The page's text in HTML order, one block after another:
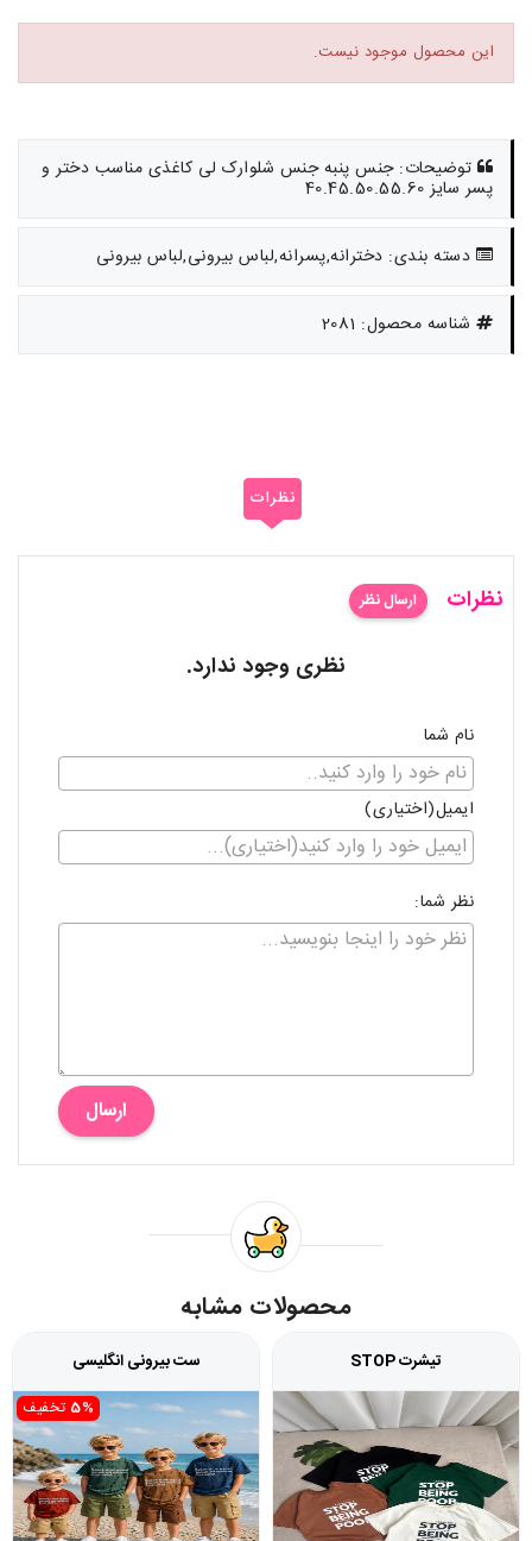
این محصول موجود نیست.
توضیحات: جنس پنبه جنس شلوارک لی کاغذی مناسب دختر و
پسر سایز 40.45.50.55.60
دسته بندی: دخترانه,پسرانه,لباس بیرونی,لباس بیرونی
شناسه محصول: 2081
نظرات
نظرات ارسال نظر
نظری وجود ندارد.
نام شما
ایمیل(اختیاری)
نظر شما:
ارسال
محصولات مشابه
تیشرت STOP ست بیرونی انگلیسی
5% تخفیف